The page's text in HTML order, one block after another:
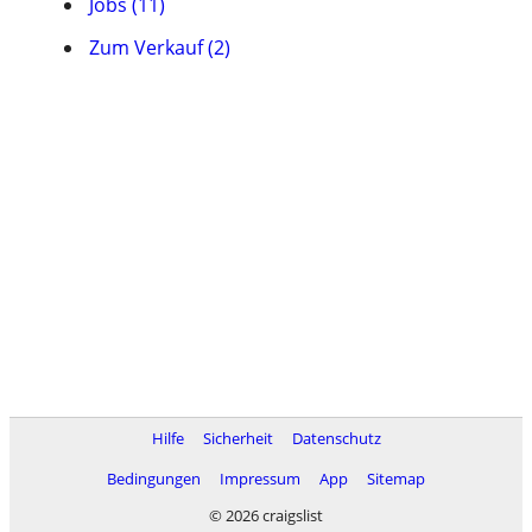
Zum Verkauf (2)
Hilfe Sicherheit
Datenschutz
Bedingungen
Impressum App
Sitemap
© 2026 craigslist